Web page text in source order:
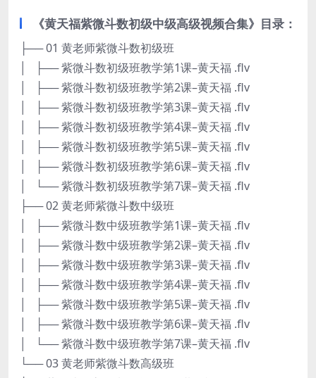
《黄天福紫微斗数初级中级高级视频合集》目录：
├── 01 黄老师紫微斗数初级班
│ ├── 紫微斗数初级班教学第1课–黄天福 .flv
│ ├── 紫微斗数初级班教学第2课–黄天福 .flv
│ ├── 紫微斗数初级班教学第3课–黄天福 .flv
│ ├── 紫微斗数初级班教学第4课–黄天福 .flv
│ ├── 紫微斗数初级班教学第5课–黄天福 .flv
│ ├── 紫微斗数初级班教学第6课–黄天福 .flv
│ └── 紫微斗数初级班教学第7课–黄天福 .flv
├── 02 黄老师紫微斗数中级班
│ ├── 紫微斗数中级班教学第1课–黄天福 .flv
│ ├── 紫微斗数中级班教学第2课–黄天福 .flv
│ ├── 紫微斗数中级班教学第3课–黄天福 .flv
│ ├── 紫微斗数中级班教学第4课–黄天福 .flv
│ ├── 紫微斗数中级班教学第5课–黄天福 .flv
│ ├── 紫微斗数中级班教学第6课–黄天福 .flv
│ └── 紫微斗数中级班教学第7课–黄天福 .flv
└── 03 黄老师紫微斗数高级班